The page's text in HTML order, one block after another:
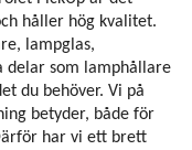
håller hög kvalitet.
lampglas,
delar som lamphållare
du behöver. Vi på
betyder, både för
har vi ett brett